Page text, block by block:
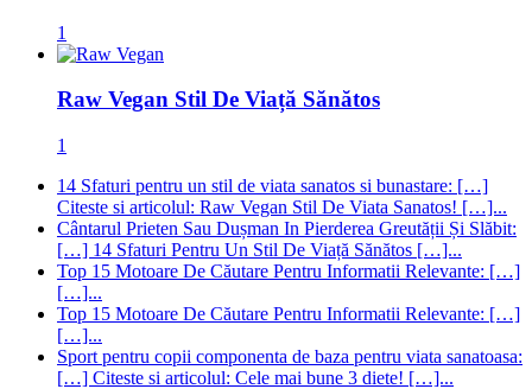
1
Raw Vegan Stil De Viață Sănătos
1
14 Sfaturi pentru un stil de viata sanatos si bunastare: […]
Citeste si articolul: Raw Vegan Stil De Viata Sanatos! […]...
Cântarul Prieten Sau Dușman In Pierderea Greutății Și Slăbit:
[…] 14 Sfaturi Pentru Un Stil De Viață Sănătos […]...
Top 15 Motoare De Căutare Pentru Informatii Relevante: […]
[…]...
Top 15 Motoare De Căutare Pentru Informatii Relevante: […]
[…]...
Sport pentru copii componenta de baza pentru viata sanatoasa:
[…] Citeste si articolul: Cele mai bune 3 diete! […]...